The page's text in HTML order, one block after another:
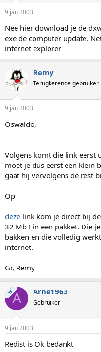
9 jan 2003
Nee hier download je de
exe de computer update.
internet explorer
Remy
Terugkerende gebruiker
9 jan 2003
Oswaldo,
Volgens komt die link eerst
moet je dus eerst een klein
gaat hij vervolgens de rest
Op
deze link kom je direct bij
32 Mb ! in een pakket. Die
bakken en die volledig
internet.
Gr, Remy
TSA Arne1963
Gebruiker
9 jan 2003
Redist is Ok bedankt